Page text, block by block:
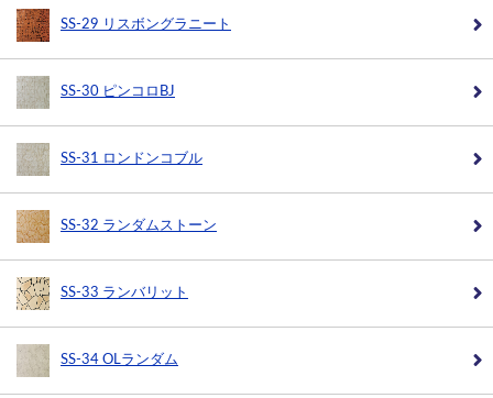
SS-29 リスボングラニート
SS-30 ピンコロBJ
SS-31 ロンドンコブル
SS-32 ランダムストーン
SS-33 ランバリット
SS-34 OLランダム